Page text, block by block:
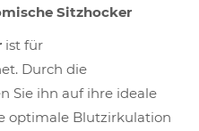
Sitzhocker
ist für
Durch die
Sie ihn auf ihre ideale
optimale Blutzirkulation